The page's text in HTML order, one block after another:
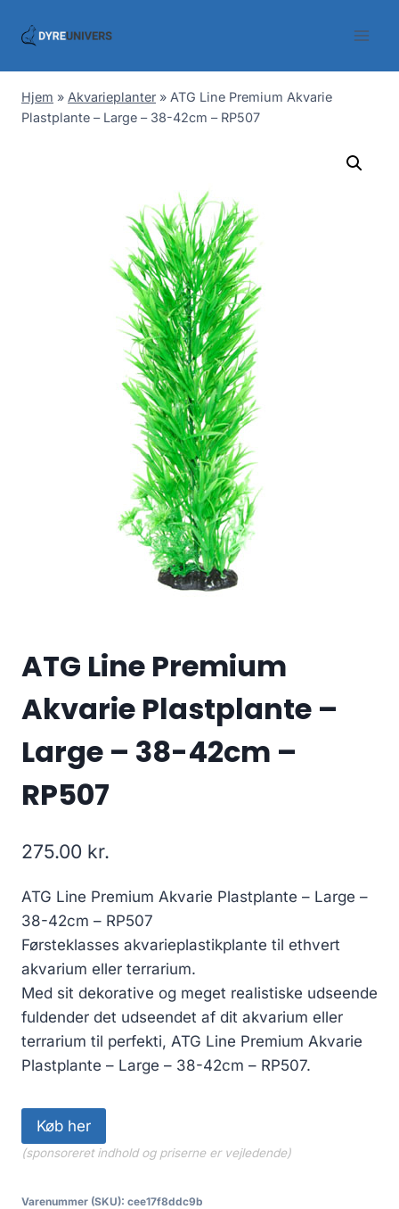
Hjem » Akvarieplanter » ATG Line Premium Akvarie
Plastplante – Large – 38-42cm – RP507
ATG Line Premium
Akvarie Plastplante –
Large – 38-42cm –
RP507
275.00 kr.
ATG Line Premium Akvarie Plastplante – Large –
38-42cm – RP507
Førsteklasses akvarieplastikplante til ethvert
akvarium eller terrarium.
Med sit dekorative og meget realistiske udseende
fuldender det udseendet af dit akvarium eller
terrarium til perfekti, ATG Line Premium Akvarie
Plastplante – Large – 38-42cm – RP507.
Køb her
(sponsoreret indhold og priserne er vejledende)
Varenummer (SKU): cee17f8ddc9b